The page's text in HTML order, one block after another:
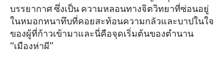
บรรยากาศ ซึ่งเป็น ความหลอนทางจิตวิทยาที่ซ่อนอยู่
ในหมอกหนาทึบที่คอยสะท้อนความกลัวและบาปในใจ
ของผู้ที่ก้าวเข้ามาและนี่คือจุดเริ่มต้นของตำนาน
“เมืองห่าผี”